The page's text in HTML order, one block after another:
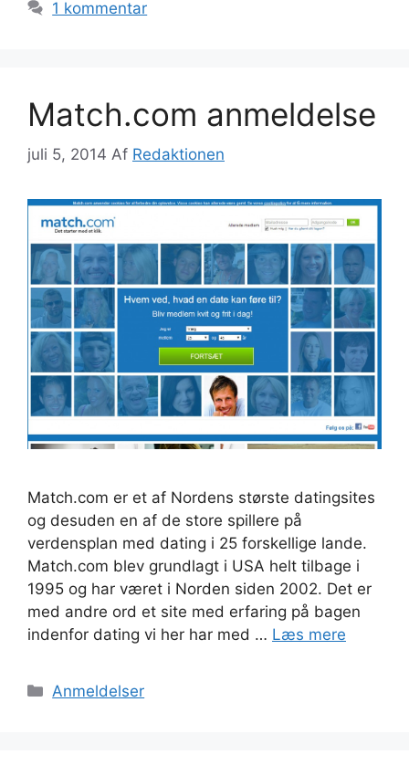
1 kommentar
Match.com anmeldelse
juli 5, 2014 Af Redaktionen
Match.com er et af Nordens største datingsites
og desuden en af de store spillere på
verdensplan med dating i 25 forskellige lande.
Match.com blev grundlagt i USA helt tilbage i
1995 og har været i Norden siden 2002. Det er
med andre ord et site med erfaring på bagen
indenfor dating vi her har med … Læs mere
Kategorier
Anmeldelser